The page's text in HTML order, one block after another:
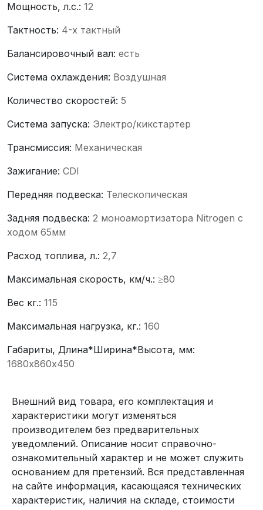
Мощность, л.с.: 12
Тактность: 4-x тактный
Балансировочный вал: есть
Система охлаждения: Воздушная
Количество скоростей: 5
Система запуска: Электро/кикстартер
Трансмиссия: Механическая
Зажигание: CDI
Передняя подвеска: Телескопическая
Задняя подвеска: 2 моноамортизатора Nitrogen c
ходом 65мм
Расход топлива, л.: 2,7
Максимальная скорость, км/ч.: ≥80
Вес кг.: 115
Максимальная нагрузка, кг.: 160
Габариты, Длина*Ширина*Высота, мм:
1680х860х450
Внешний вид товара, его комплектация и
характеристики могут изменяться
производителем без предварительных
уведомлений. Описание носит справочно-
ознакомительный характер и не может служить
основанием для претензий. Вся представленная
на сайте информация, касающаяся технических
характеристик, наличия на складе, стоимости